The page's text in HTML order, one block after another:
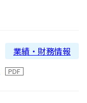
業績・財務情報